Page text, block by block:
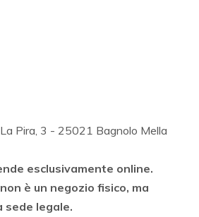
Pira, 3 - 25021 Bagnolo Mella
esclusivamente online.
è un negozio fisico, ma
sede legale.